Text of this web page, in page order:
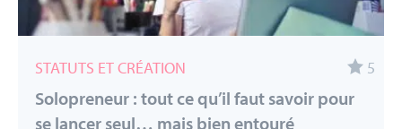
STATUTS ET CRÉATION 5
Solopreneur : tout ce qu’il faut savoir pour
se lancer seul… mais bien entouré